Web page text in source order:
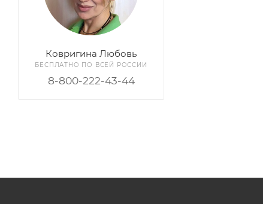
Ковригина Любовь
БЕСПЛАТНО ПО ВСЕЙ РОССИИ
8-800-222-43-44